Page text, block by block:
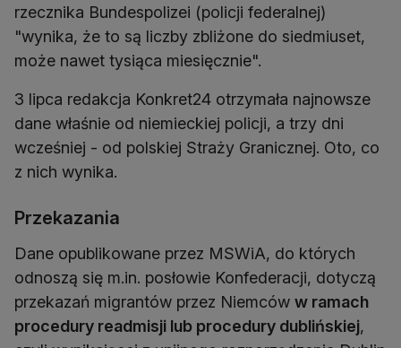
rzecznika Bundespolizei (policji federalnej)
"wynika, że to są liczby zbliżone do siedmiuset,
może nawet tysiąca miesięcznie".
3 lipca redakcja Konkret24 otrzymała najnowsze
dane właśnie od niemieckiej policji, a trzy dni
wcześniej - od polskiej Straży Granicznej. Oto, co
z nich wynika.
Przekazania
Dane opublikowane przez MSWiA, do których
odnoszą się m.in. posłowie Konfederacji, dotyczą
przekazań migrantów przez Niemców w ramach
procedury readmisji lub procedury dublińskiej,